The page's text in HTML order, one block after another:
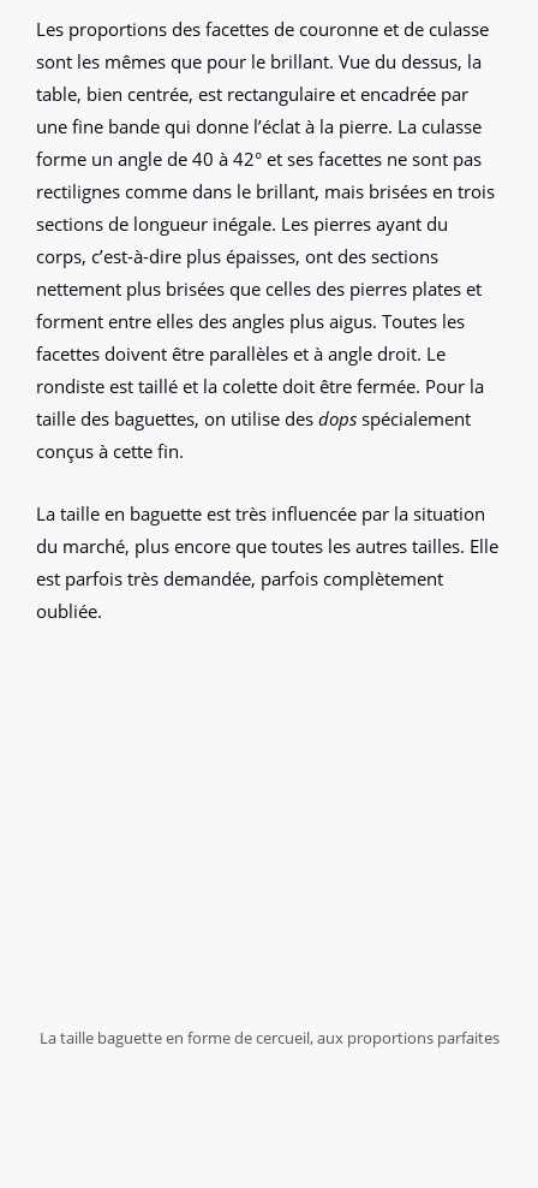
Les proportions des facettes de couronne et de culasse
sont les mêmes que pour le brillant. Vue du dessus, la
table, bien centrée, est rectangulaire et encadrée par
une fine bande qui donne l’éclat à la pierre. La culasse
forme un angle de 40 à 42° et ses facettes ne sont pas
rectilignes comme dans le brillant, mais brisées en trois
sections de longueur inégale. Les pierres ayant du
corps, c’est-à-dire plus épaisses, ont des sections
nettement plus brisées que celles des pierres plates et
forment entre elles des angles plus aigus. Toutes les
facettes doivent être parallèles et à angle droit. Le
rondiste est taillé et la colette doit être fermée. Pour la
taille des baguettes, on utilise des dops spécialement
conçus à cette fin.
La taille en baguette est très influencée par la situation
du marché, plus encore que toutes les autres tailles. Elle
est parfois très demandée, parfois complètement
oubliée.
La taille baguette en forme de cercueil, aux proportions parfaites